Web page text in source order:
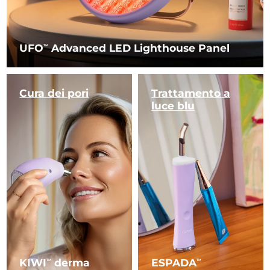
UFOTMAdvanced LED Lighthouse Panel
KIWITMderma
Cura dei pori
ESPADATM
Trattamentoa
luce blu